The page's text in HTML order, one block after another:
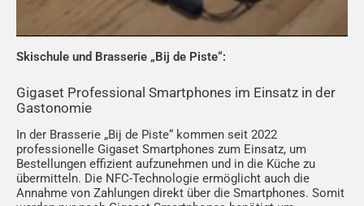
Skischule und Brasserie „Bij de Piste“:
Gigaset Professional Smartphones im Einsatz in der
Gastonomie
In der Brasserie „Bij de Piste“ kommen seit 2022
professionelle Gigaset Smartphones zum Einsatz, um
Bestellungen effizient aufzunehmen und in die Küche zu
übermitteln. Die NFC-Technologie ermöglicht auch die
Annahme von Zahlungen direkt über die Smartphones. Somit